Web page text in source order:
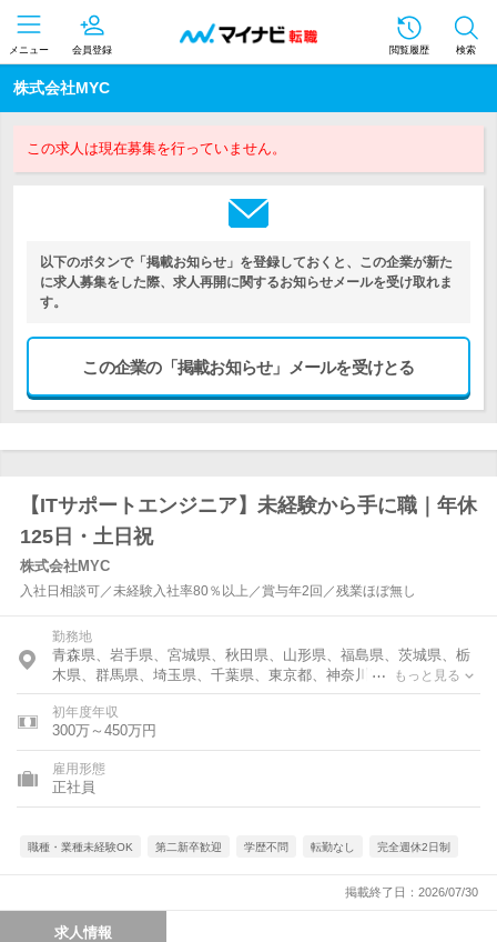
メニュー 会員登録 閲覧履歴 検索
株式会社MYC
この求人は現在募集を行っていません。
以下のボタンで「掲載お知らせ」を登録しておくと、この企業が新た
に求人募集をした際、求人再開に関するお知らせメールを受け取れま
す。
この企業の「掲載お知らせ」メールを受けとる
【ITサポートエンジニア】未経験から手に職｜年休
125日・土日祝
株式会社MYC
入社日相談可／未経験入社率80％以上／賞与年2回／残業ほぼ無し
勤務地
青森県、岩手県、宮城県、秋田県、山形県、福島県、茨城県、栃
木県、群馬県、埼玉県、千葉県、東京都、神奈川県、富山県、石
川県、福井県、新潟県、山梨県、長野県、岐阜県、静岡県、愛知
県、三重県、滋賀県、京都府、大阪府、兵庫県、奈良県、和歌山
県、鳥取県、島根県、岡山県、広島県、山口県、香川県、福岡
県、佐賀県、長崎県、熊本県、大分県、宮崎県、鹿児島県、沖縄
県
もっと見る
初年度年収
300万～450万円
雇用形態
正社員
職種・業種未経験OK 第二新卒歓迎 学歴不問 転勤なし 完全週休2日制
掲載終了日：2026/07/30
求人情報